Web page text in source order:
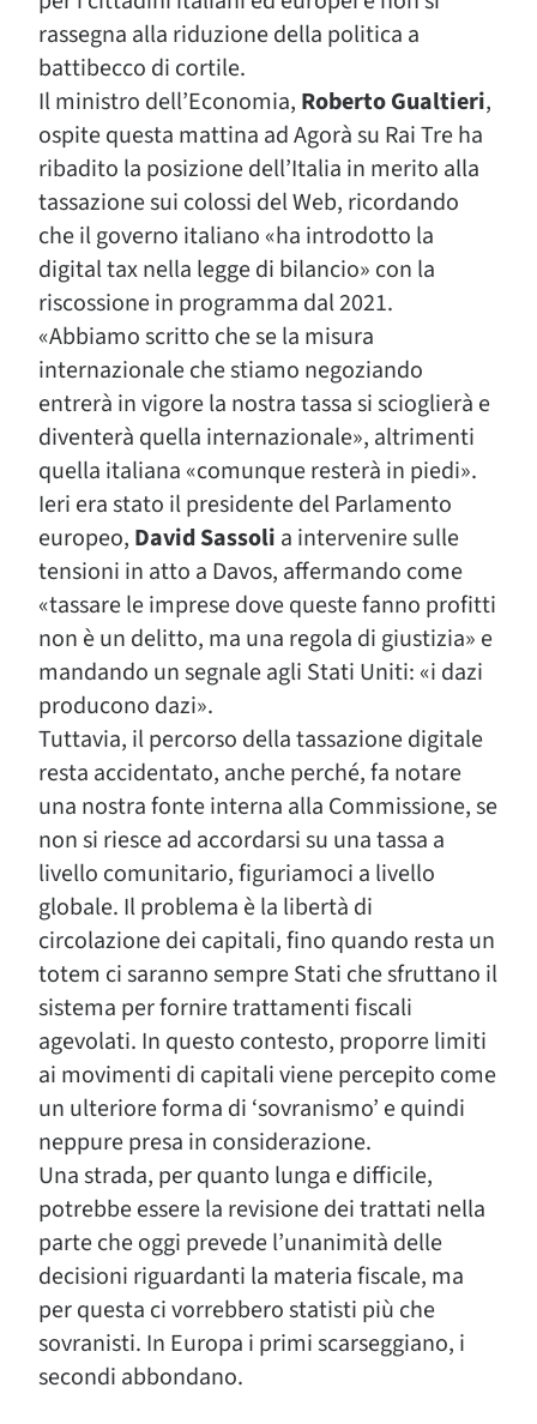
rassegna alla riduzione della politica a
battibecco di cortile.
Il ministro dell’Economia, Roberto Gualtieri,
ospite questa mattina ad Agorà su Rai Tre ha
ribadito la posizione dell’Italia in merito alla
tassazione sui colossi del Web, ricordando
che il governo italiano «ha introdotto la
digital tax nella legge di bilancio» con la
riscossione in programma dal 2021.
«Abbiamo scritto che se la misura
internazionale che stiamo negoziando
entrerà in vigore la nostra tassa si scioglierà e
diventerà quella internazionale», altrimenti
quella italiana «comunque resterà in piedi».
Ieri era stato il presidente del Parlamento
europeo, David Sassoli a intervenire sulle
tensioni in atto a Davos, affermando come
«tassare le imprese dove queste fanno profitti
non è un delitto, ma una regola di giustizia» e
mandando un segnale agli Stati Uniti: «i dazi
producono dazi».
Tuttavia, il percorso della tassazione digitale
resta accidentato, anche perché, fa notare
una nostra fonte interna alla Commissione, se
non si riesce ad accordarsi su una tassa a
livello comunitario, figuriamoci a livello
globale. Il problema è la libertà di
circolazione dei capitali, fino quando resta un
totem ci saranno sempre Stati che sfruttano il
sistema per fornire trattamenti fiscali
agevolati. In questo contesto, proporre limiti
ai movimenti di capitali viene percepito come
un ulteriore forma di ‘sovranismo’ e quindi
neppure presa in considerazione.
Una strada, per quanto lunga e difficile,
potrebbe essere la revisione dei trattati nella
parte che oggi prevede l’unanimità delle
decisioni riguardanti la materia fiscale, ma
per questa ci vorrebbero statisti più che
sovranisti. In Europa i primi scarseggiano, i
secondi abbondano.